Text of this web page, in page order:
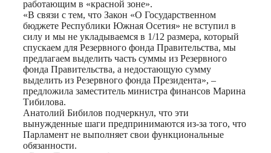
работающим в «красной зоне».
«В связи с тем, что Закон «О Государственном
бюджете Республики Южная Осетия» не вступил в
силу и мы не укладываемся в 1/12 размера, который
спускаем для Резервного фонда Правительства, мы
предлагаем выделить часть суммы из Резервного
фонда Правительства, а недостающую сумму
выделить из Резервного фонда Президента», –
предложила заместитель министра финансов Марина
Тибилова.
Анатолий Бибилов подчеркнул, что эти
вынужденные шаги предпринимаются из-за того, что
Парламент не выполняет свои функциональные
обязанности.